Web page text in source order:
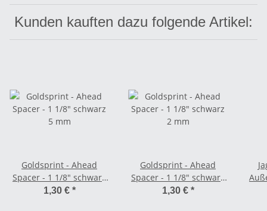
Kunden kauften dazu folgende Artikel:
Goldsprint - Ahead
Spacer - 1 1/8" schwarz
5 mm
1,30 € *
Goldsprint - Ahead
Spacer - 1 1/8" schwarz
2 mm
1,30 € *